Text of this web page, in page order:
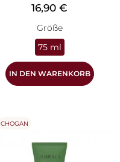
Preis
16,90 €
Größe
75 ml
IN DEN WARENKORB
CHOGAN